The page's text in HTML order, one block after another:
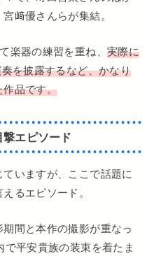
﨑優さんらが集結。
楽器の練習を重ね、 実際に
を披露するなど、かなり
作品です。
エピソード
いますが、ここで話題に
るエピソード。
間と本作の撮影が重なっ
平安貴族の装束を着たま